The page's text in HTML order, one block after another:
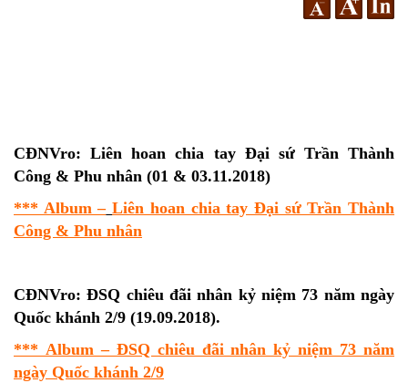
CĐNVro: Liên hoan chia tay Đại sứ Trần Thành
Công & Phu nhân (01 & 03.11.2018)
*** Album – Liên hoan chia tay Đại sứ Trần Thành
Công & Phu nhân
CĐNVro: ĐSQ chiêu đãi nhân kỷ niệm 73 năm ngày
Quốc khánh 2/9 (19.09.2018).
*** Album – ĐSQ chiêu đãi nhân kỷ niệm 73 năm
ngày Quốc khánh 2/9